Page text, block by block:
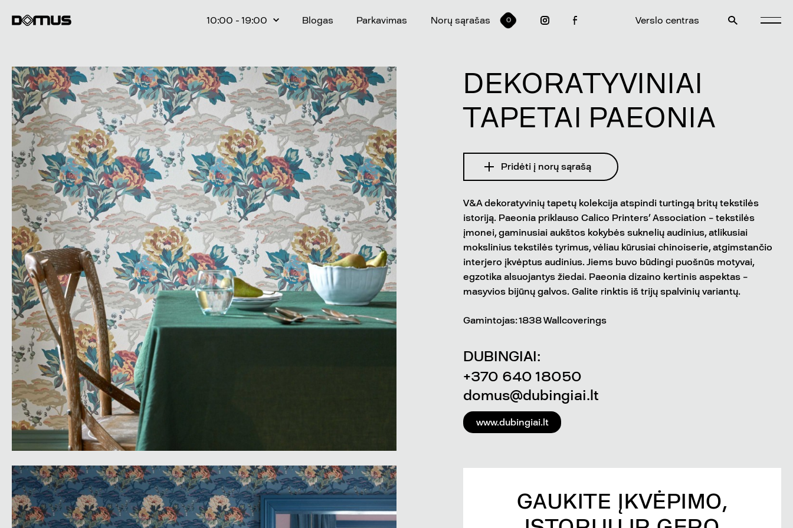
10:00 - 19:00 Blogas Parkavimas Norų sąrašas 0 Verslo centras
DEKORATYVINIAI
TAPETAI PAEONIA
Pridėti į norų sąrašą
V&A dekoratyvinių tapetų kolekcija atspindi turtingą britų tekstilės
istoriją. Paeonia priklauso Calico Printers’ Association – tekstilės
įmonei, gaminusiai aukštos kokybės suknelių audinius, atlikusiai
mokslinius tekstilės tyrimus, vėliau kūrusiai chinoiserie, atgimstančio
interjero įkvėptus audinius. Jiems buvo būdingi puošnūs motyvai,
egzotika alsuojantys žiedai. Paeonia dizaino kertinis aspektas –
masyvios bijūnų galvos. Galite rinktis iš trijų spalvinių variantų.
Gamintojas: 1838 Wallcoverings
DUBINGIAI:
+370 640 18050
domus@dubingiai.lt
www.dubingiai.lt
GAUKITE ĮKVĖPIMO,